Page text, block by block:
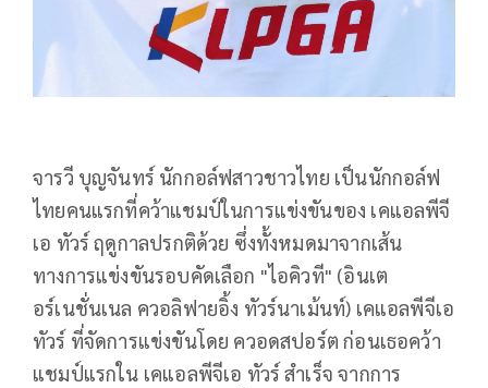
จารวี บุญจันทร์ นักกอล์ฟสาวชาวไทย เป็นนักกอล์ฟ
ไทยคนแรกที่คว้าแชมป์ในการแข่งขันของ เคแอลพีจี
เอ ทัวร์ ฤดูกาลปรกติด้วย ซึ่งทั้งหมดมาจากเส้น
ทางการแข่งขันรอบคัดเลือก "ไอคิวที" (อินเต
อร์เนชั่นเนล ควอลิฟายอิ้ง ทัวร์นาเม้นท์) เคแอลพีจีเอ
ทัวร์ ที่จัดการแข่งขันโดย ควอดสปอร์ต ก่อนเธอคว้า
แชมป์แรกใน เคแอลพีจีเอ ทัวร์ สำเร็จ จากการ